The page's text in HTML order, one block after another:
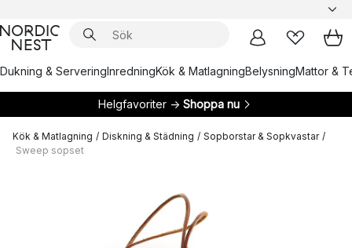
Dukning & ServeringInredningKök & MatlagningBelysningMattor &
Helgfavoriter → Shoppa nu
Kök & Matlagning / Diskning & Städning / Sopborstar & Sopkvastar /
Sweep sopset